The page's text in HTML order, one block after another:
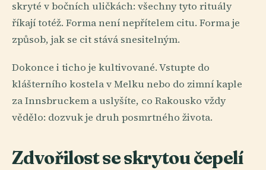
skryté v bočních uličkách: všechny tyto rituály
říkají totéž. Forma není nepřítelem citu. Forma je
způsob, jak se cit stává snesitelným.
Dokonce i ticho je kultivované. Vstupte do
klášterního kostela v Melku nebo do zimní kaple
za Innsbruckem a uslyšíte, co Rakousko vždy
vědělo: dozvuk je druh posmrtného života.
Zdvořilost se skrytou čepelí